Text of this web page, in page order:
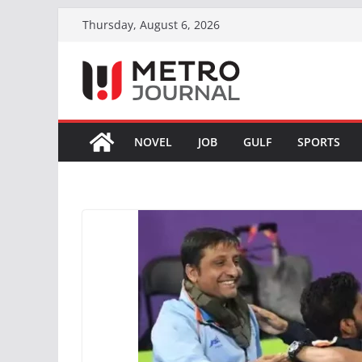
content
Thursday, August 6, 2026
NOVEL JOB GULF SPORTS